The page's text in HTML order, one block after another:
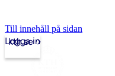
Till innehåll på sidan
kth.se
Logga in